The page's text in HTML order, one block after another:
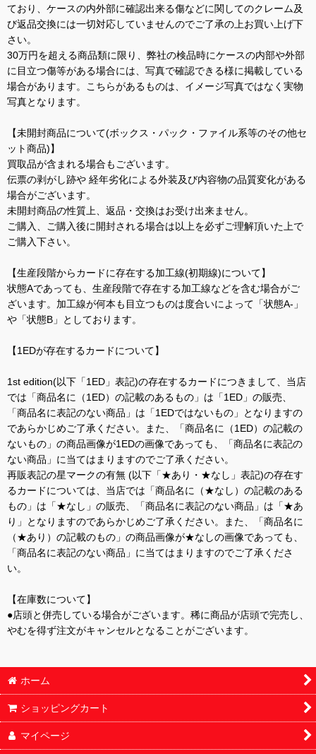
ており、ケースの内外部に確認出来る傷などに関してのクレーム及
び返品交換には一切対応していませんのでご了承の上お買い上げ下
さい。
30万円を超える商品類に限り、弊社の検品時にケースの内部や外部
に目立つ傷等がある場合には、写真で確認できる様に掲載している
場合があります。こちらがあるものは、イメージ写真ではなく実物
写真となります。
【未開封商品について(ボックス・パック・ファイル系等のその他セ
ット商品)】
買取品が含まれる場合もございます。
伝票の剥がし跡や 経年劣化による外装及び内容物の品質変化がある
場合がございます。
未開封商品の性質上、返品・交換はお受け出来ません。
ご購入、ご購入後に開封される場合は以上を必ずご理解頂いた上で
ご購入下さい。
【生産段階からカードに存在する加工線(初期線)について】
状態Aであっても、生産段階で存在する加工線などを含む場合がご
ざいます。加工線が何本も目立つものは度合いによって「状態A-」
や「状態B」としております。
【1EDが存在するカードについて】
1st edition(以下「1ED」表記)の存在するカードにつきまして、当店
では「商品名に（1ED）の記載のあるもの」は「1ED」の販売、
「商品名に表記のない商品」は「1EDではないもの」となりますの
であらかじめご了承ください。また、「商品名に（1ED）の記載の
ないもの」の商品画像が1EDの画像であっても、「商品名に表記の
ない商品」に当てはまりますのでご了承ください。
再販表記の星マークの有無 (以下「★あり・★なし」表記)の存在す
るカードについては、当店では「商品名に（★なし）の記載のある
もの」は「★なし」の販売、「商品名に表記のない商品」は「★あ
り」となりますのであらかじめご了承ください。また、「商品名に
（★あり）の記載のもの」の商品画像が★なしの画像であっても、
「商品名に表記のない商品」に当てはまりますのでご了承くださ
い。
【在庫数について】
●店頭と併売している場合がございます。稀に商品が店頭で完売し、
やむを得ず注文がキャンセルとなることがございます。
ホーム
ショッピングカート
マイページ